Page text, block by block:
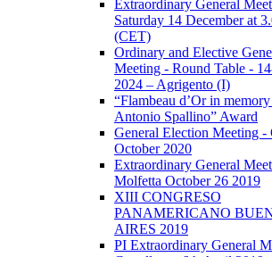
Extraordinary General
Saturday 14 December at
(CET)
Ordinary and Elective
Meeting - Round Table -
2024 – Agrigento (I)
“Flambeau d’Or in
Antonio Spallino” Award
General Election Meeting -
October 2020
Extraordinary General
Molfetta October 26 2019
XIII CONGRESO
PANAMERICANO
AIRES 2019
PI Extraordinary General